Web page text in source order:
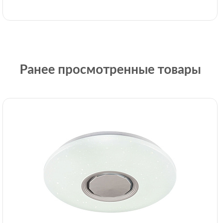
Ранее просмотренные товары